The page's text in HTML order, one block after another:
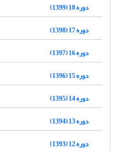
دوره 18 (1399)
دوره 17 (1398)
دوره 16 (1397)
دوره 15 (1396)
دوره 14 (1395)
دوره 13 (1394)
دوره 12 (1393)